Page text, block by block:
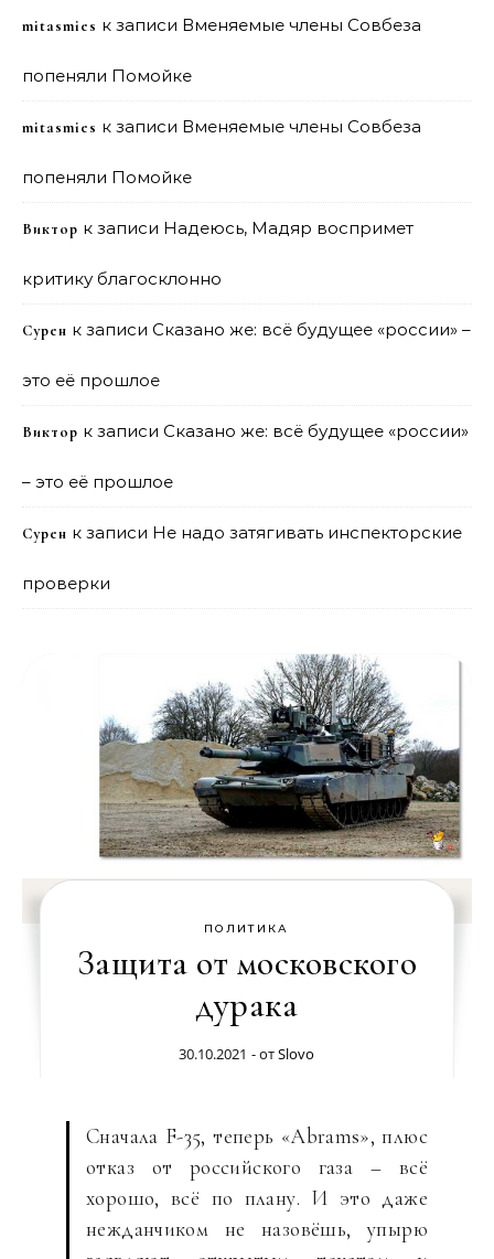
mitasmies к записи Вменяемые члены Совбеза
попеняли Помойке
mitasmies к записи Вменяемые члены Совбеза
попеняли Помойке
Виктор к записи Надеюсь, Мадяр воспримет
критику благосклонно
Сурен к записи Сказано же: всё будущее «россии» –
это её прошлое
Виктор к записи Сказано же: всё будущее «россии»
– это её прошлое
Сурен к записи Не надо затягивать инспекторские
проверки
ПОЛИТИКА
Защита от московского
дурака
30.10.2021 - отSlovo
Сначала F-35, теперь «Abrams», плюс
отказ от российского газа – всё
хорошо, всё по плану. И это даже
нежданчиком не назовёшь, упырю